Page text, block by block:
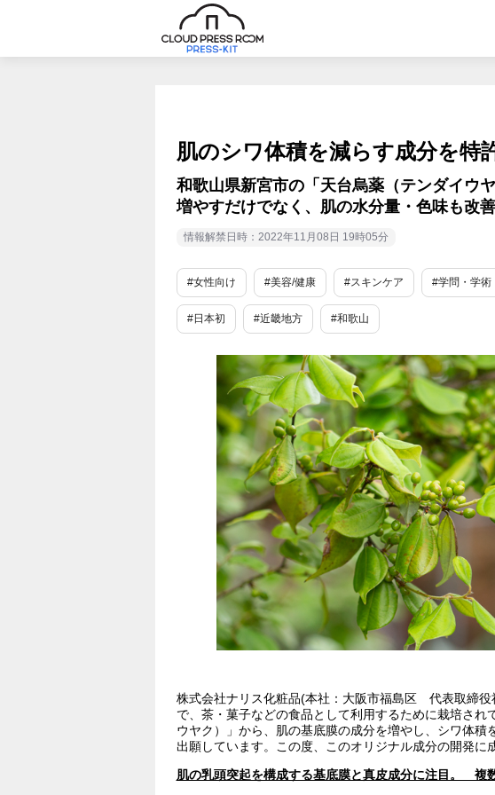
肌のシワ体積を減らす成分を特
和歌山県新宮市の「天台烏薬（テンダイウ
増やすだけでなく、肌の水分量・色味も改善
情報解禁日時：2022年11月08日 19時05分
#女性向け #美容/健康 #スキンケア #学問・学術
#日本初 #近畿地方 #和歌山
株式会社ナリス化粧品(本社：大阪市福島区 代表取締役
で、茶・菓子などの食品として利用するために栽培され
ウヤク）」から、肌の基底膜の成分を増やし、シワ体積
出願しています。この度、このオリジナル成分の開発に
肌の乳頭突起を構成する基底膜と真皮成分に注目。 複